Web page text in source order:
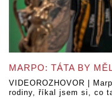
MARPO: TÁTA BY
VIDEOROZHOVOR |
rodiny, říkal jsem si, co